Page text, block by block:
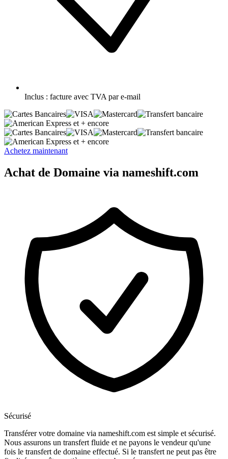
Inclus : facture avec TVA par e-mail
et + encore
et + encore
Achetez maintenant
Achat de Domaine via nameshift.com
Sécurisé
Transférer votre domaine via nameshift.com est simple et sécurisé.
Nous assurons un transfert fluide et ne payons le vendeur qu'une
fois le transfert de domaine effectué. Si le transfert ne peut pas être